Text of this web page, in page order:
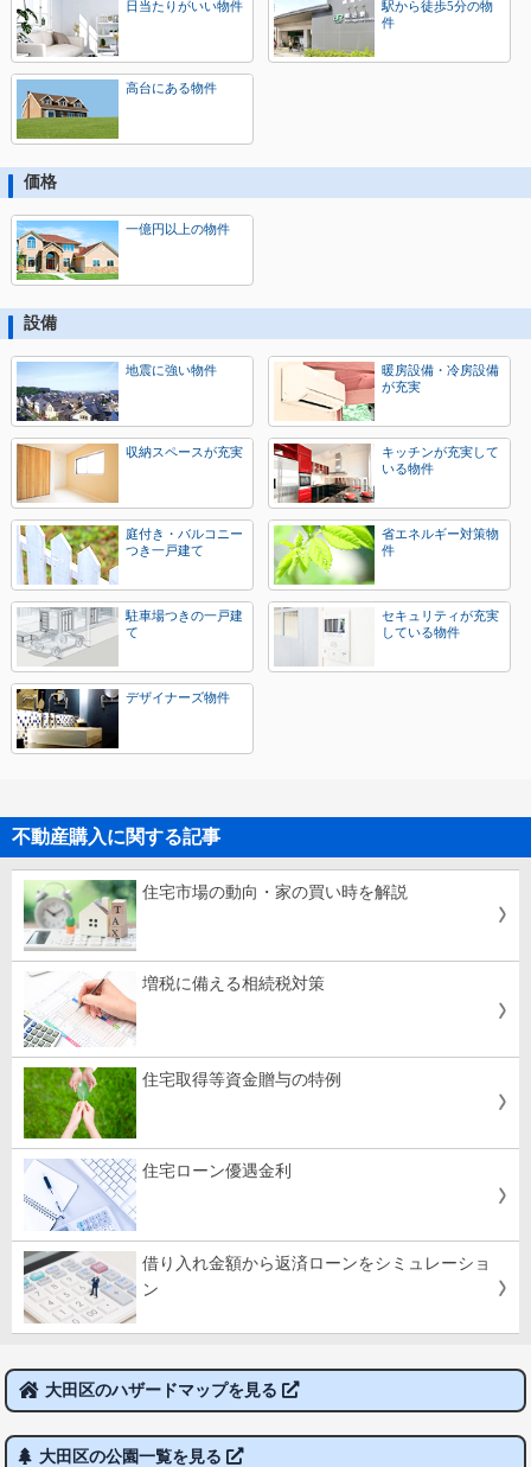
日当たりがいい物件
駅から徒歩5分の物
件
高台にある物件
価格
一億円以上の物件
設備
地震に強い物件
暖房設備・冷房設備
が充実
収納スペースが充実
キッチンが充実して
いる物件
庭付き・バルコニー
つき一戸建て
省エネルギー対策物
件
駐車場つきの一戸建
て
セキュリティが充実
している物件
デザイナーズ物件
不動産購入に関する記事
住宅市場の動向・家の買い時を解説
増税に備える相続税対策
住宅取得等資金贈与の特例
住宅ローン優遇金利
借り入れ金額から返済ローンをシミュレーショ
ン
大田区のハザードマップを見る
大田区の公園一覧を見る